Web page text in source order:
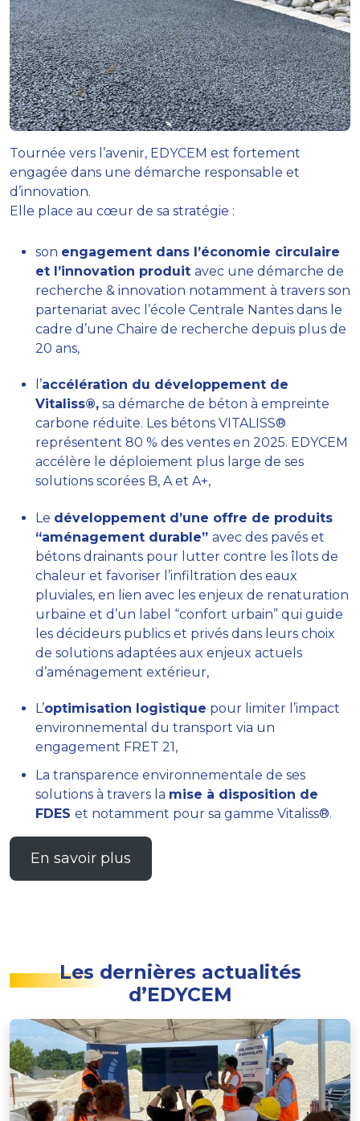
Tournée vers l’avenir, EDYCEM est fortement
engagée dans une démarche responsable et
d’innovation.
Elle place au cœur de sa stratégie :
son engagement dans l’économie circulaire
et l’innovation produit avec une démarche de
recherche & innovation notamment à travers son
partenariat avec l’école Centrale Nantes dans le
cadre d’une Chaire de recherche depuis plus de
20 ans,
l’accélération du développement de
Vitaliss®, sa démarche de béton à empreinte
carbone réduite. Les bétons VITALISS®
représentent 80 % des ventes en 2025. EDYCEM
accélère le déploiement plus large de ses
solutions scorées B, A et A+,
Le développement d’une offre de produits
“aménagement durable” avec des pavés et
bétons drainants pour lutter contre les îlots de
chaleur et favoriser l’infiltration des eaux
pluviales, en lien avec les enjeux de renaturation
urbaine et d’un label “confort urbain” qui guide
les décideurs publics et privés dans leurs choix
de solutions adaptées aux enjeux actuels
d’aménagement extérieur,
L’optimisation logistique pour limiter l’impact
environnemental du transport via un
engagement FRET 21,
La transparence environnementale de ses
solutions à travers la mise à disposition de
FDES et notamment pour sa gamme Vitaliss®.
En savoir plus
Les dernières actualités
d’EDYCEM